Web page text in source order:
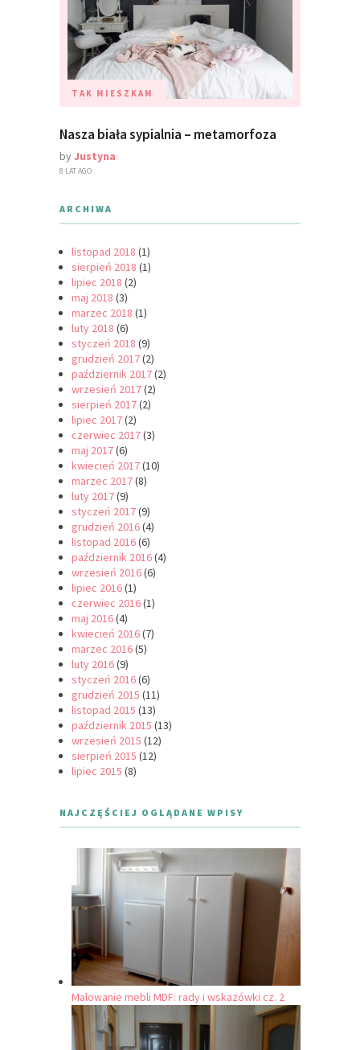
TAK MIESZKAM
Nasza biała sypialnia – metamorfoza
byJustyna
8 LAT AGO
ARCHIWA
listopad 2018 (1)
sierpień 2018 (1)
lipiec 2018 (2)
maj 2018 (3)
marzec 2018 (1)
luty 2018 (6)
styczeń 2018 (9)
grudzień 2017(2)
październik 2017(2)
wrzesień 2017(2)
sierpień 2017(2)
lipiec 2017(2)
czerwiec 2017(3)
maj 2017(6)
kwiecień 2017(10)
marzec 2017(8)
luty 2017(9)
styczeń 2017(9)
grudzień 2016(4)
listopad 2016(6)
październik 2016(4)
wrzesień 2016(6)
lipiec 2016(1)
czerwiec 2016(1)
maj 2016(4)
kwiecień 2016(7)
marzec 2016(5)
luty 2016(9)
styczeń 2016(6)
grudzień 2015 (11)
listopad 2015 (13)
październik 2015 (13)
wrzesień 2015 (12)
sierpień 2015 (12)
lipiec 2015 (8)
NAJCZĘŚCIEJ OGLĄDANE WPISY
Malowanie mebli MDF: rady i wskazówki cz. 2